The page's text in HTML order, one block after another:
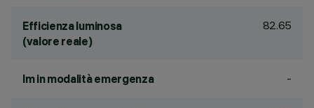
Efficienza luminosa
(valore reale)
82.65
lm in modalità emergenza -